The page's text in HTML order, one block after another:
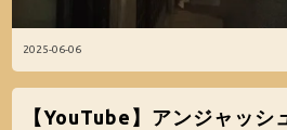
2025-06-06
【YouTube】アンジャッシ